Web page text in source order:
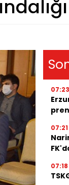
07:23
07:21
07:18